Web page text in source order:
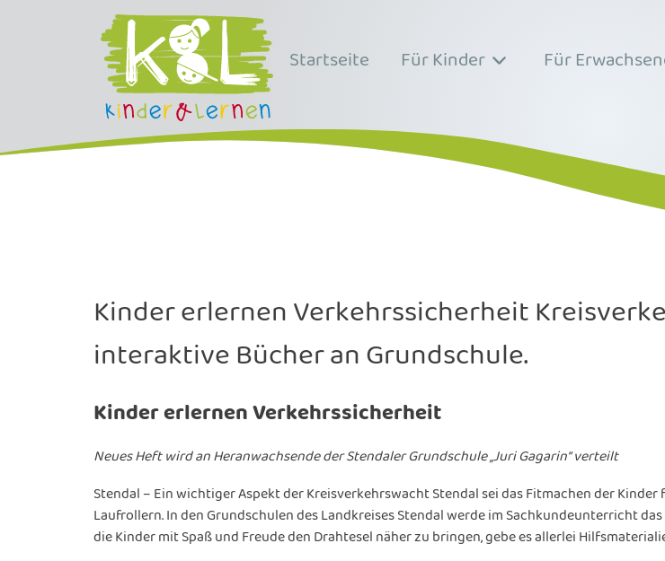
Startseite Für Kinder Für
Kinder erlernen Verkehrssicherheit
interaktive Bücher an Grundschule.
Kinder erlernen Verkehrssicherheit
Neues Heft wird an Heranwachsende der Stendaler Grundschule „Juri Gagarin“ verteilt
Stendal – Ein wichtiger Aspekt der Kreisverkehrswacht Stendal sei das Fitmachen der
Laufrollern. In den Grundschulen des Landkreises Stendal werde im Sachkundeunterricht
die Kinder mit Spaß und Freude den Drahtesel näher zu bringen, gebe es allerlei